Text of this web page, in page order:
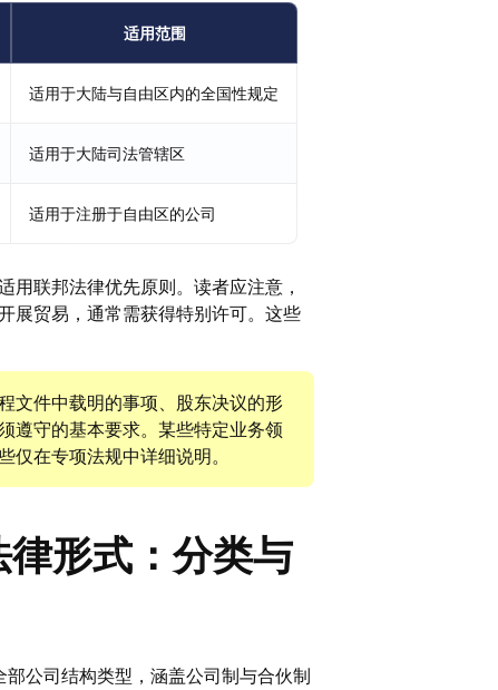
适用范围
​​适用于大陆与自由区内的全国性规定
适用于大陆司法管辖区
适用于注册于自由区的公司
用联邦法律优先原则。读者应注意，
展贸易，通常需获得特别许可。这些
文件中载明的事项、股东决议的形
遵守的基本要求。某些特定业务领
在专项法规中详细说明。
形式：分类与
公司结构类型，涵盖公司制与合伙制